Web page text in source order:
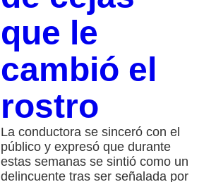
que le
cambió el
rostro
La conductora se sinceró con el
público y expresó que durante
estas semanas se sintió como un
delincuente tras ser señalada por